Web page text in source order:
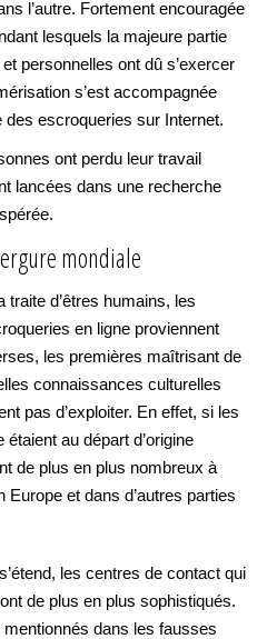
l’autre. Fortement encouragée
lesquels la majeure partie
personnelles ont dû s’exercer
s’est accompagnée
des escroqueries sur Internet.
ont perdu leur travail
lancées dans une recherche
mondiale
d’êtres humains, les
en ligne proviennent
les premières maîtrisant de
connaissances culturelles
pas d’exploiter. En effet, si les
au départ d’origine
de plus en plus nombreux à
et dans d’autres parties
les centres de contact qui
de plus en plus sophistiqués.
mentionnés dans les fausses